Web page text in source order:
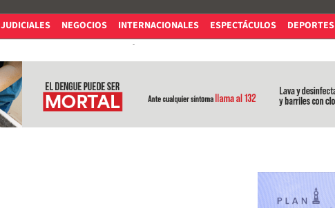
JUDICIALES NEGOCIOS INTERNACIONALES ESPECTÁCULOS DEPORTES